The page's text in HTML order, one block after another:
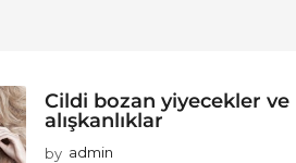
Cildi bozan yiyecekler ve
alışkanlıklar
by admin